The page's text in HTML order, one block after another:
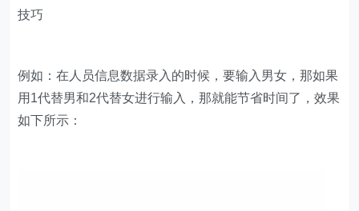
技巧
例如：在人员信息数据录入的时候，要输入男女，那如果
用1代替男和2代替女进行输入，那就能节省时间了，效果
如下所示：